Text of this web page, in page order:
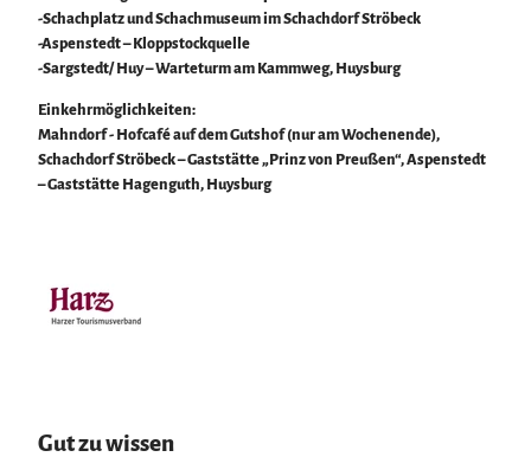
-Schachplatz und Schachmuseum im Schachdorf Ströbeck
-Aspenstedt – Kloppstockquelle
-Sargstedt/ Huy – Warteturm am Kammweg, Huysburg
Einkehrmöglichkeiten:
Mahndorf - Hofcafé auf dem Gutshof (nur am Wochenende),
Schachdorf Ströbeck – Gaststätte „Prinz von Preußen“, Aspenstedt
– Gaststätte Hagenguth, Huysburg
Gut zu wissen